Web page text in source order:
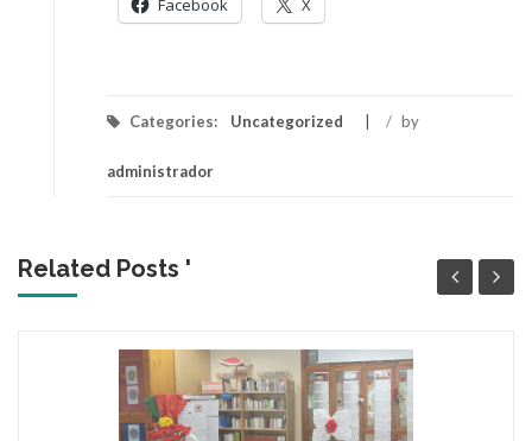
Facebook X
Categories: Uncategorized / by
administrador
Related Posts '